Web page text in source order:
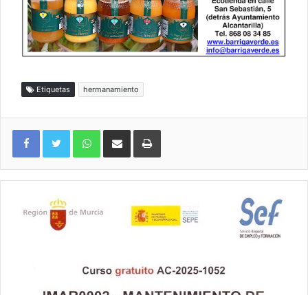
Etiquetas hermanamiento
WhatsAppCompartir por correo electrónicoImprimir